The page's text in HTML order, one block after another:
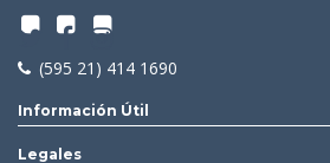
(595 21) 414 1690
Información Útil
Legales